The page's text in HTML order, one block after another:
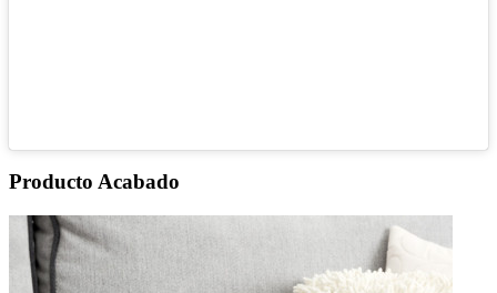
Producto Acabado